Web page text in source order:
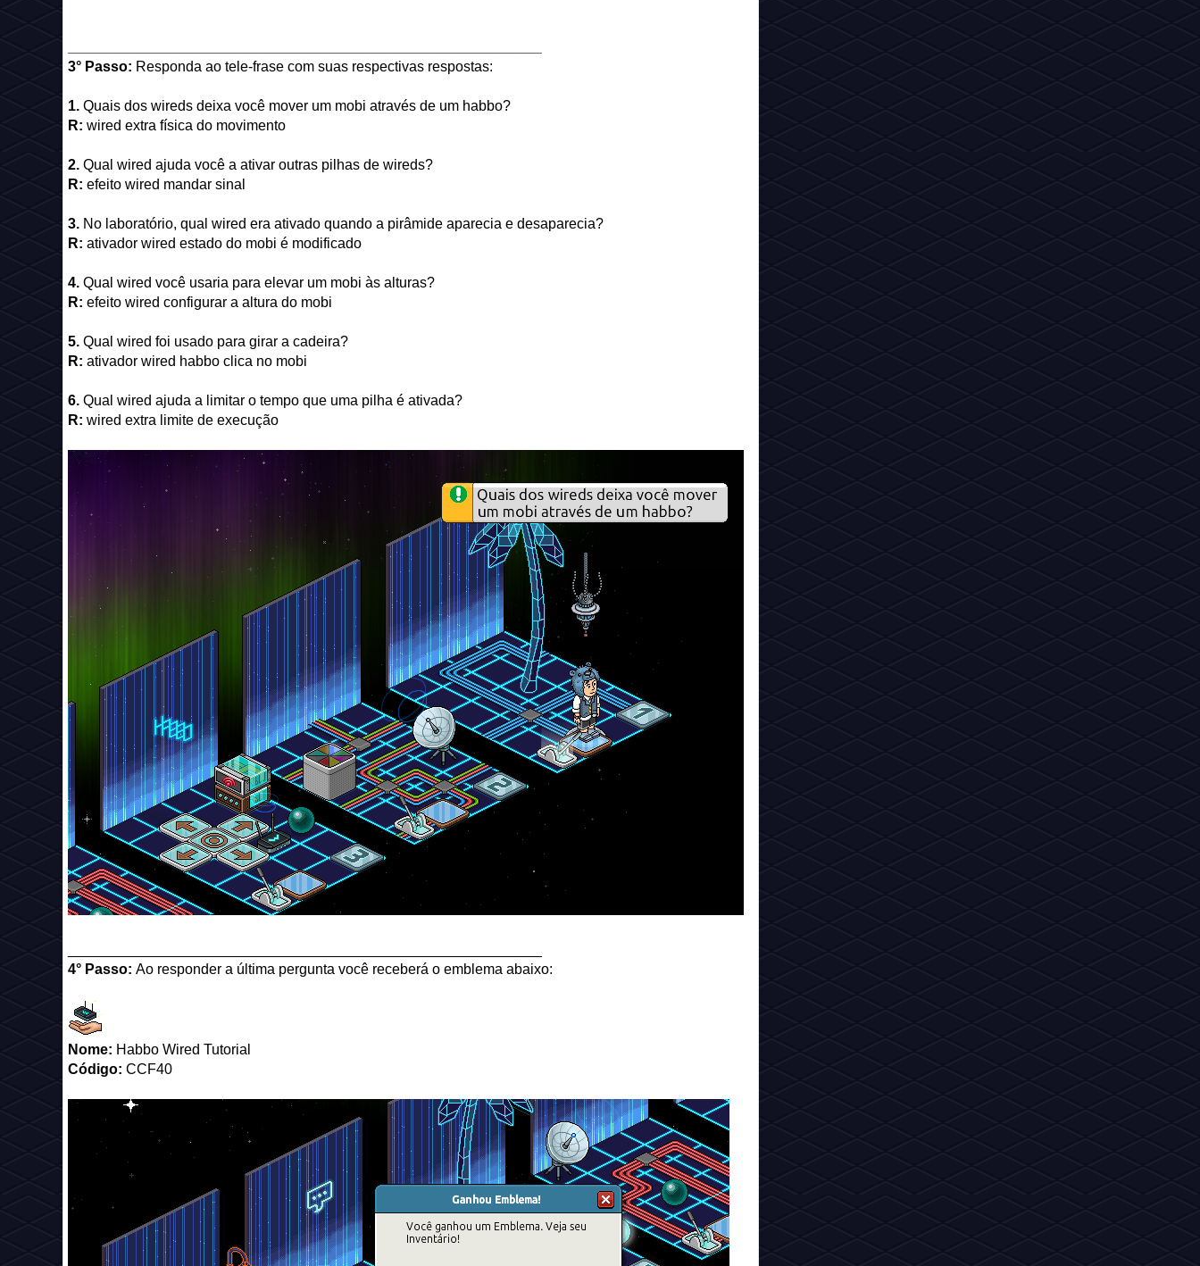
3° Passo: Responda ao tele-frase com suas respectivas respostas:
1. Quais dos wireds deixa você mover um mobi através de um habbo?
R: wired extra física do movimento
2. Qual wired ajuda você a ativar outras pilhas de wireds?
R: efeito wired mandar sinal
3. No laboratório, qual wired era ativado quando a pirâmide aparecia e desaparecia?
R: ativador wired estado do mobi é modificado
4. Qual wired você usaria para elevar um mobi às alturas?
R: efeito wired configurar a altura do mobi
5. Qual wired foi usado para girar a cadeira?
R: ativador wired habbo clica no mobi
6. Qual wired ajuda a limitar o tempo que uma pilha é ativada?
R: wired extra limite de execução
4° Passo: Ao responder a última pergunta você receberá o emblema abaixo:
Nome: Habbo Wired Tutorial
Código: CCF40